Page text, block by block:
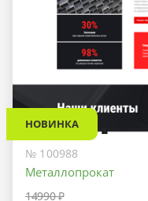
НОВИНКА
№ 100988
Металлопрокат
14990 ₽